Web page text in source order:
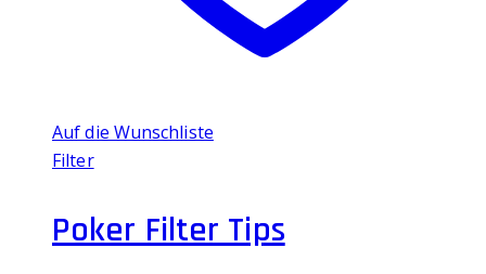
Auf die Wunschliste
Filter
Poker Filter Tips